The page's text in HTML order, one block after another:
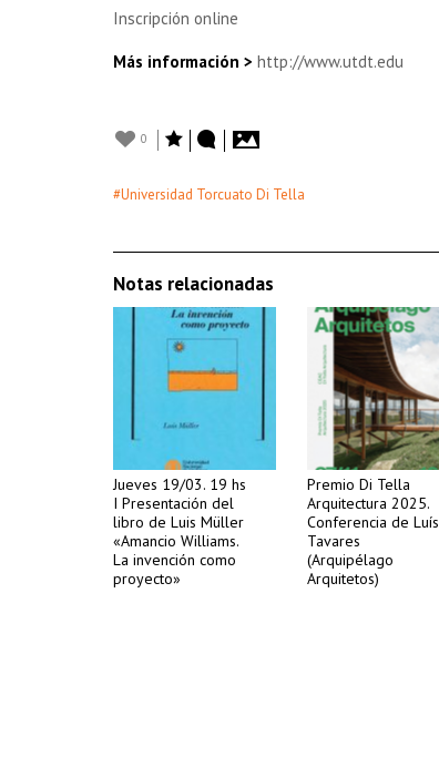
Inscripción online
Más información > http://www.utdt.edu
0
#Universidad Torcuato Di Tella
Notas relacionadas
Jueves 19/03. 19 hs
I Presentación del
libro de Luis Müller
«Amancio Williams.
La invención como
proyecto»
Premio Di Tella
Arquitectura 2025.
Conferencia de Luís
Tavares
(Arquipélago
Arquitetos)